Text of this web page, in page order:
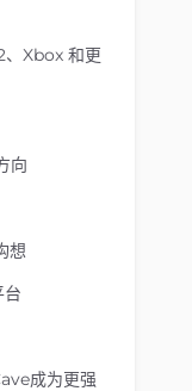
Xbox 和更
向
想
成为更强